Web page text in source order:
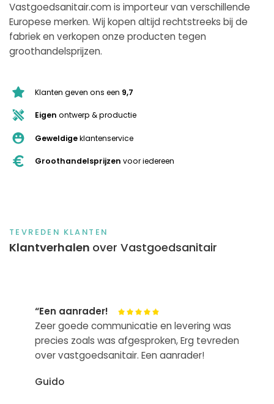
Vastgoedsanitair.com is importeur van verschillende
Europese merken. Wij kopen altijd rechtstreeks bij de
fabriek en verkopen onze producten tegen
groothandelsprijzen.
Klanten geven ons een 9,7
Eigen ontwerp & productie
Geweldigeklantenservice
Groothandelsprijzen voor iedereen
TEVREDEN KLANTEN
Klantverhalen over Vastgoedsanitair
“Een aanrader!
Zeer goede communicatie en levering was
precies zoals was afgesproken, Erg tevreden
over vastgoedsanitair. Een aanrader!
Guido